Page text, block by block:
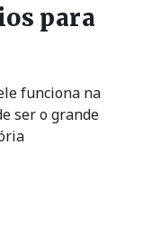
para
funciona na
ser o grande